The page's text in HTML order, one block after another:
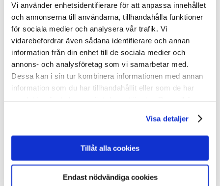
Vi använder enhetsidentifierare för att anpassa innehållet
och annonserna till användarna, tillhandahålla funktioner
för sociala medier och analysera vår trafik. Vi
vidarebefordrar även sådana identifierare och annan
information från din enhet till de sociala medier och
annons- och analysföretag som vi samarbetar med.
Dessa kan i sin tur kombinera informationen med annan
information som du har tillhandahållit eller som de har
Visa detaljer
Tillåt alla cookies
Endast nödvändiga cookies
VÅR STORY
NYHETER
PRESSMEDDELANDE
BLI INSTALLATÖR
PARTNER LOGIN
COOKIEPOLICY
Jobba hos oss
254 64 Helsingborg, Sweden
010-147 07 00
info@slutagrav.se